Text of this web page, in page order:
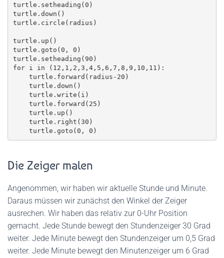
turtle.setheading(0)
turtle.down()
turtle.circle(radius)
turtle.up()
turtle.goto(0, 0)
turtle.setheading(90)
for i in (12,1,2,3,4,5,6,7,8,9,10,11):
Die Zeiger malen
Angenommen, wir haben wir aktuelle Stunde und Minute.
Daraus müssen wir zunächst den Winkel der Zeiger
ausrechen. Wir haben das relativ zur 0-Uhr Position
gemacht. Jede Stunde bewegt den Stundenzeiger 30 Grad
weiter. Jede Minute bewegt den Stundenzeiger um 0,5 Grad
weiter. Jede Minute bewegt den Minutenzeiger um 6 Grad